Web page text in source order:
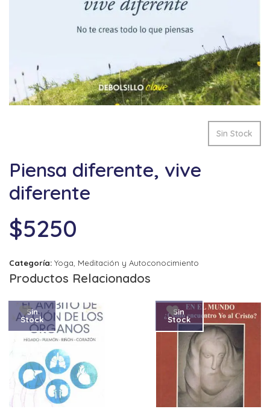
Sin Stock
Piensa diferente, vive
diferente
$5250
Categoría: Yoga, Meditación y Autoconocimiento
Productos Relacionados
Sin
Stock
Sin
Stock